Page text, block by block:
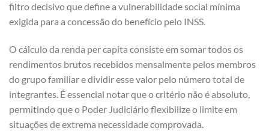
filtro decisivo que define a vulnerabilidade social mínima
exigida para a concessão do benefício pelo INSS.
O cálculo da renda per capita consiste em somar todos os
rendimentos brutos recebidos mensalmente pelos membros
do grupo familiar e dividir esse valor pelo número total de
integrantes. É essencial notar que o critério não é absoluto,
permitindo que o Poder Judiciário flexibilize o limite em
situações de extrema necessidade comprovada.